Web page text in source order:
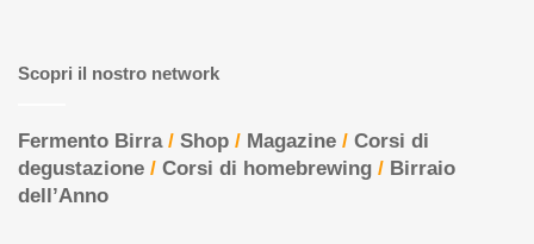
Scopri il nostro network
Fermento Birra/ Shop / Magazine / Corsi di
degustazione / Corsi di homebrewing / Birraio
dell’Anno